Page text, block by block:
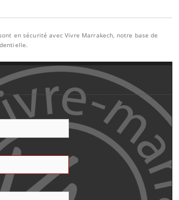
en sécurité avec Vivre Marrakech, notre base de